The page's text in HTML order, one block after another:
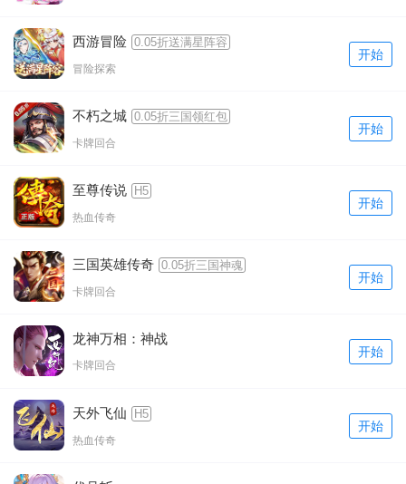
西游冒险 0.05折送满星阵容
冒险探索
开始
不朽之城 0.05折三国领红包
卡牌回合
开始
至尊传说 H5
热血传奇
开始
三国英雄传奇 0.05折三国神魂
卡牌回合
开始
龙神万相：神战
卡牌回合
开始
天外飞仙 H5
热血传奇
开始